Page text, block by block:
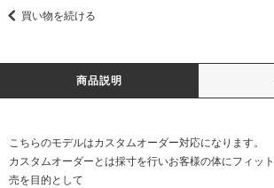
買い物を続ける
商品説明
こちらのモデルはカスタムオーダー対応になります。
カスタムオーダーとは採寸を行いお客様の体にフィッ
売を目的として